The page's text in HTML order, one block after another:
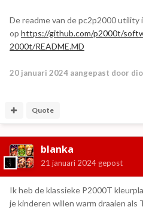
De readme van de pc2p2000 utility
op https://github.com/p2000t/
2000t/README.MD
20 januari 2024 aangepast door
Quote
blanka
21 januari 2024 gepost
Ik heb de klassieke P2000T
je kinderen willen warm draaien